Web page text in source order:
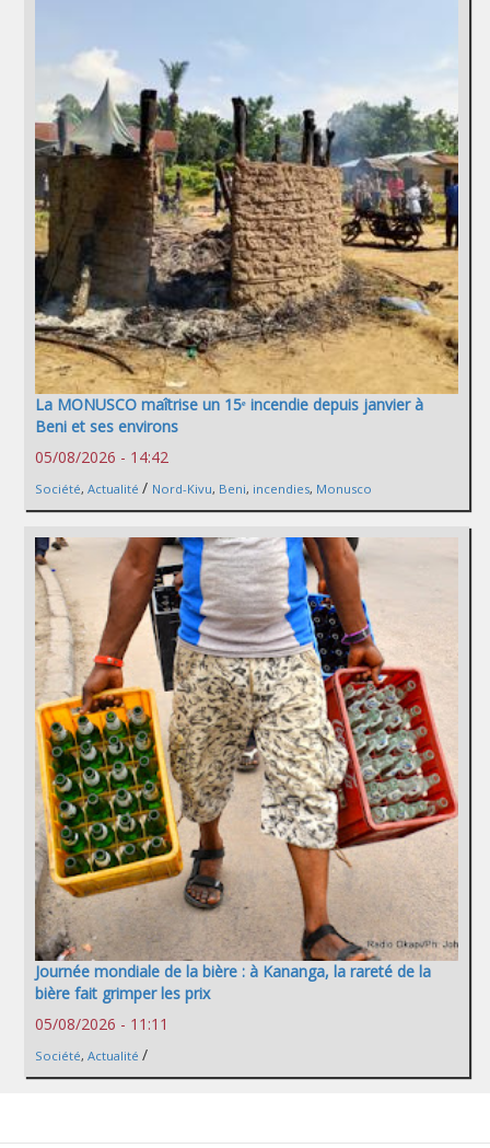
La MONUSCO maîtrise un 15ᵉ incendie depuis janvier à
Beni et ses environs
05/08/2026 - 14:42
Société, Actualité / Nord-Kivu, Beni, incendies, Monusco
Journée mondiale de la bière : à Kananga, la rareté de la
bière fait grimper les prix
05/08/2026 - 11:11
Société, Actualité /